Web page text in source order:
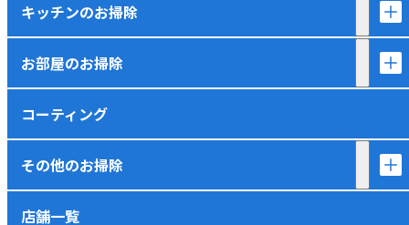
キッチンのお掃除
お部屋のお掃除
コーティング
その他のお掃除
店舗一覧